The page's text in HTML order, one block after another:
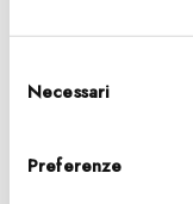
delNecessari
Preferenze
-40%